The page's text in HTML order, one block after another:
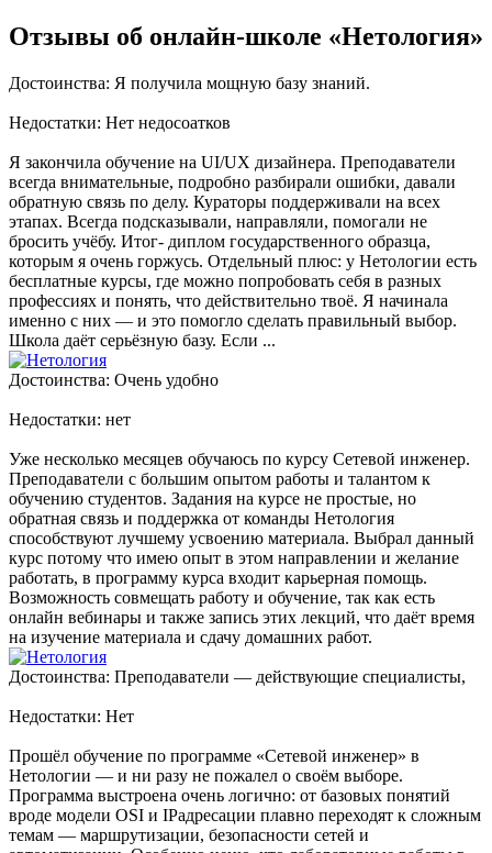
Отзывы об онлайн-школе «Нетология»
Достоинства: Я получила мощную базу знаний.
Недостатки: Нет недосоатков
Я закончила обучение на UI/UX дизайнера. Преподаватели
всегда внимательные, подробно разбирали ошибки, давали
обратную связь по делу. Кураторы поддерживали на всех
этапах. Всегда подсказывали, направляли, помогали не
бросить учёбу. Итог- диплом государственного образца,
которым я очень горжусь. Отдельный плюс: у Нетологии есть
бесплатные курсы, где можно попробовать себя в разных
профессиях и понять, что действительно твоё. Я начинала
именно с них — и это помогло сделать правильный выбор.
Школа даёт серьёзную базу. Если ...
Достоинства: Очень удобно
Недостатки: нет
Уже несколько месяцев обучаюсь по курсу Сетевой инженер.
Преподаватели с большим опытом работы и талантом к
обучению студентов. Задания на курсе не простые, но
обратная связь и поддержка от команды Нетология
способствуют лучшему усвоению материала. Выбрал данный
курс потому что имею опыт в этом направлении и желание
работать, в программу курса входит карьерная помощь.
Возможность совмещать работу и обучение, так как есть
онлайн вебинары и также запись этих лекций, что даёт время
на изучение материала и сдачу домашних работ.
Достоинства: Преподаватели — действующие специалисты,
Недостатки: Нет
Прошёл обучение по программе «Сетевой инженер» в
Нетологии — и ни разу не пожалел о своём выборе.
Программа выстроена очень логично: от базовых понятий
вроде модели OSI и IPадресации плавно переходят к сложным
темам — маршрутизации, безопасности сетей и